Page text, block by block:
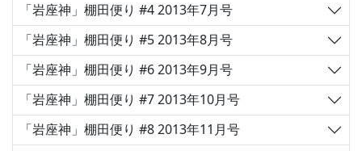
「岩座神」棚田便り #4 2013年7月号
「岩座神」棚田便り #5 2013年8月号
「岩座神」棚田便り #6 2013年9月号
「岩座神」棚田便り #7 2013年10月号
「岩座神」棚田便り #8 2013年11月号